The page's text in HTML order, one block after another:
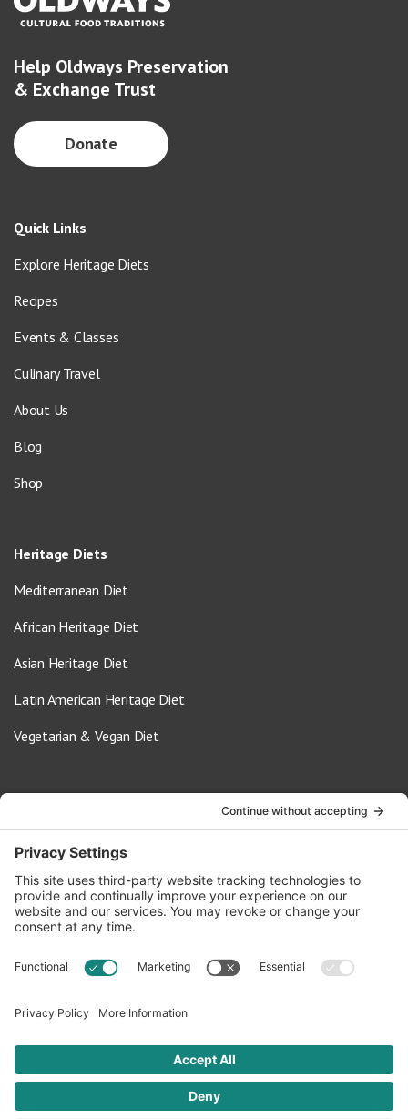
Help Oldways Preservation
& Exchange Trust
Donate
Quick Links
Explore Heritage Diets
Recipes
Events & Classes
Culinary Travel
About Us
Blog
Shop
Heritage Diets
Mediterranean Diet
African Heritage Diet
Asian Heritage Diet
Latin American Heritage Diet
Vegetarian & Vegan Diet
info@oldwayspt.org
617-421-5500
266 Beacon Street, Ste 1
Boston, MA 02116
Terms of Service Privacy Policy